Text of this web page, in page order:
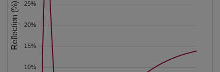
10%
15%
20%
25%
Reflection (%)